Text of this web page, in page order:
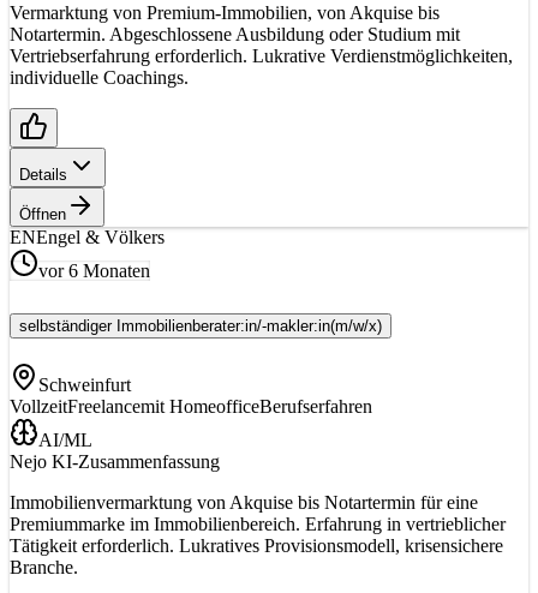
Vermarktung von Premium-Immobilien, von Akquise bis
Notartermin. Abgeschlossene Ausbildung oder Studium mit
Vertriebserfahrung erforderlich. Lukrative Verdienstmöglichkeiten,
individuelle Coachings.
Details
Öffnen
ENEngel & Völkers
vor 6 Monaten
selbständiger Immobilienberater:in/-makler:in(m/w/x)
Schweinfurt
VollzeitFreelancemit HomeofficeBerufserfahren
AI/ML
Nejo KI-Zusammenfassung
Immobilienvermarktung von Akquise bis Notartermin für eine
Premiummarke im Immobilienbereich. Erfahrung in vertrieblicher
Tätigkeit erforderlich. Lukratives Provisionsmodell, krisensichere
Branche.